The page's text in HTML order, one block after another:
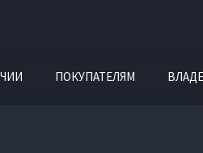
ПОКУПАТЕЛЯМ